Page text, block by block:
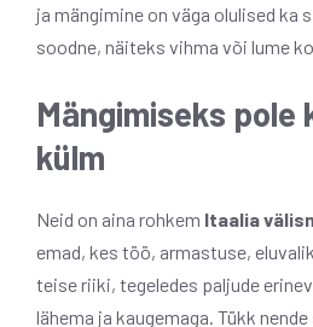
ja mängimine on väga olulised ka
soodne, näiteks vihma või lume
Mängimiseks pole
külm
Neid on aina rohkem Itaalia
emad, kes töö, armastuse,
teise riiki, tegeledes paljude
lähema ja kaugemaga. Tükk